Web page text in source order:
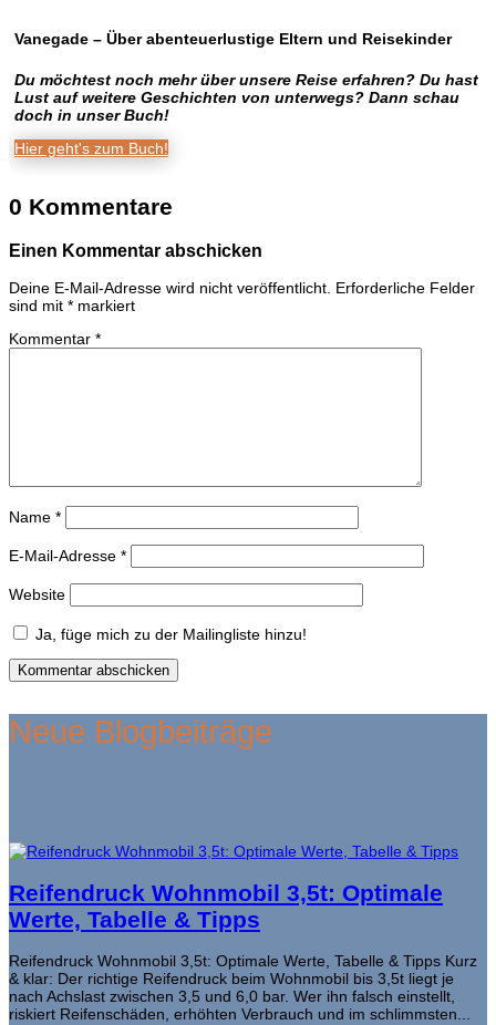
Vanegade – Über abenteuerlustige Eltern und Reisekinder
Du möchtest noch mehr über unsere Reise erfahren? Du hast
Lust auf weitere Geschichten von unterwegs? Dann schau
doch in unser Buch!
Hier geht's zum Buch!
0 Kommentare
Einen Kommentar abschicken
Deine E-Mail-Adresse wird nicht veröffentlicht. Erforderliche Felder
sind mit * markiert
Kommentar *
Name *
E-Mail-Adresse *
Website
Ja, füge mich zu der Mailingliste hinzu!
Kommentar abschicken
Neue Blogbeiträge
Reifendruck Wohnmobil 3,5t: Optimale
Werte, Tabelle & Tipps
Reifendruck Wohnmobil 3,5t: Optimale Werte, Tabelle & Tipps Kurz
& klar: Der richtige Reifendruck beim Wohnmobil bis 3,5t liegt je
nach Achslast zwischen 3,5 und 6,0 bar. Wer ihn falsch einstellt,
riskiert Reifenschäden, erhöhten Verbrauch und im schlimmsten...